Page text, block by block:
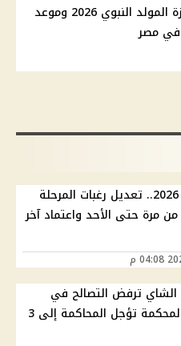
موقف ترحيل إجازة المولد النبوي 2026 وموعد
في مصر
تنسيق الجامعات 2026.. تعديل رغبات المرحلة
من مرة حتى الأحد واعتماد آخر
الشاي ترفض التصالح في
قضية الدهس والمحكمة تؤجل المحاكمة إلى 3